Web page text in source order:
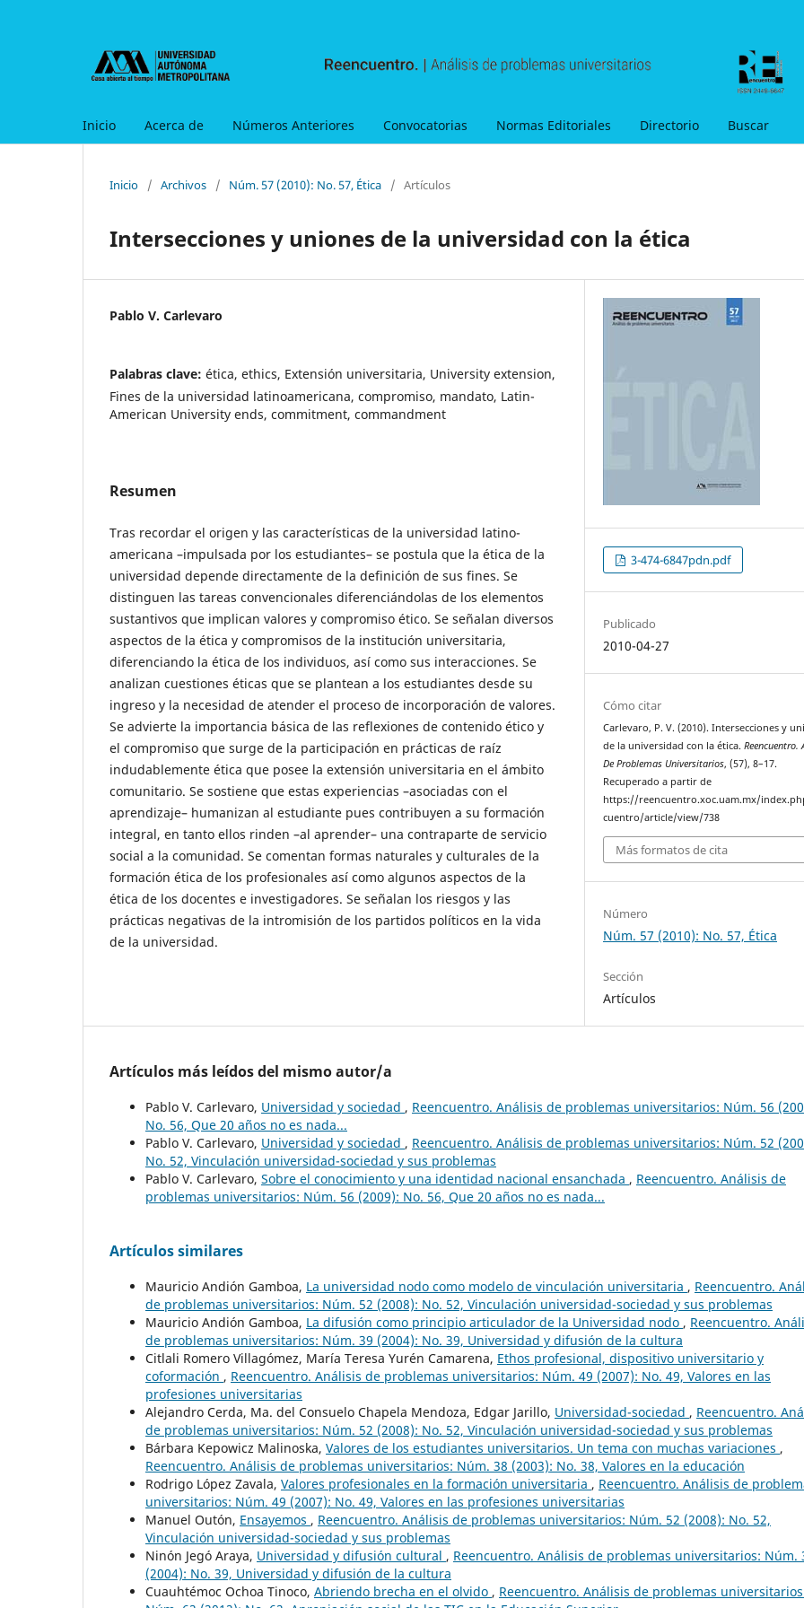
Inicio Acerca de Números Anteriores Convocatorias Normas Editoriales Directorio Buscar
Inicio / Archivos / Núm. 57 (2010): No. 57, Ética / Artículos
Intersecciones y uniones de la universidad con la ética
Pablo V. Carlevaro
Palabras clave: ética, ethics, Extensión universitaria, University extension,
Fines de la universidad latinoamericana, compromiso, mandato, Latin-
American University ends, commitment, commandment
Resumen
Tras recordar el origen y las características de la universidad latino-
americana –impulsada por los estudiantes– se postula que la ética de la
universidad depende directamente de la definición de sus fines. Se
distinguen las tareas convencionales diferenciándolas de los elementos
sustantivos que implican valores y compromiso ético. Se señalan diversos
aspectos de la ética y compromisos de la institución universitaria,
diferenciando la ética de los individuos, así como sus interacciones. Se
analizan cuestiones éticas que se plantean a los estudiantes desde su
ingreso y la necesidad de atender el proceso de incorporación de valores.
Se advierte la importancia básica de las reflexiones de contenido ético y
el compromiso que surge de la participación en prácticas de raíz
indudablemente ética que posee la extensión universitaria en el ámbito
comunitario. Se sostiene que estas experiencias –asociadas con el
aprendizaje– humanizan al estudiante pues contribuyen a su formación
integral, en tanto ellos rinden –al aprender– una contraparte de servicio
social a la comunidad. Se comentan formas naturales y culturales de la
formación ética de los profesionales así como algunos aspectos de la
ética de los docentes e investigadores. Se señalan los riesgos y las
prácticas negativas de la intromisión de los partidos políticos en la vida
de la universidad.
3-474-6847pdn.pdf
Publicado
2010-04-27
Cómo citar
Carlevaro, P. V. (2010). Intersecciones y
de la universidad con la ética.Reencuentro.
De Problemas Universitarios, (57), 8–17.
Recuperado a partir de
https://reencuentro.xoc.uam.mx/
cuentro/article/view/738
Más formatos de cita
Número
Núm. 57 (2010): No. 57, Ética
Sección
Artículos
Artículos más leídos del mismo autor/a
Pablo V. Carlevaro, Universidad y sociedad , Reencuentro. Análisis de problemas universitarios: Núm. 56
No. 56, Que 20 años no es nada...
Pablo V. Carlevaro, Universidad y sociedad , Reencuentro. Análisis de problemas universitarios: Núm. 52
No. 52, Vinculación universidad-sociedad y sus problemas
Pablo V. Carlevaro, Sobre el conocimiento y una identidad nacional ensanchada , Reencuentro. Análisis de
problemas universitarios: Núm. 56 (2009): No. 56, Que 20 años no es nada...
Artículos similares
Mauricio Andión Gamboa, La universidad nodo como modelo de vinculación universitaria , Reencuentro.
de problemas universitarios: Núm. 52 (2008): No. 52, Vinculación universidad-sociedad y sus problemas
Mauricio Andión Gamboa, La difusión como principio articulador de la Universidad nodo , Reencuentro.
de problemas universitarios: Núm. 39 (2004): No. 39, Universidad y difusión de la cultura
Citlali Romero Villagómez, María Teresa Yurén Camarena, Ethos profesional, dispositivo universitario y
coformación , Reencuentro. Análisis de problemas universitarios: Núm. 49 (2007): No. 49, Valores en las
profesiones universitarias
Alejandro Cerda, Ma. del Consuelo Chapela Mendoza, Edgar Jarillo, Universidad-sociedad , Reencuentro.
de problemas universitarios: Núm. 52 (2008): No. 52, Vinculación universidad-sociedad y sus problemas
Bárbara Kepowicz Malinoska, Valores de los estudiantes universitarios. Un tema con muchas variaciones ,
Reencuentro. Análisis de problemas universitarios: Núm. 38 (2003): No. 38, Valores en la educación
Rodrigo López Zavala, Valores profesionales en la formación universitaria , Reencuentro. Análisis de
universitarios: Núm. 49 (2007): No. 49, Valores en las profesiones universitarias
Manuel Outón, Ensayemos , Reencuentro. Análisis de problemas universitarios: Núm. 52 (2008): No. 52,
Vinculación universidad-sociedad y sus problemas
Ninón Jegó Araya, Universidad y difusión cultural , Reencuentro. Análisis de problemas universitarios: Núm.
(2004): No. 39, Universidad y difusión de la cultura
Cuauhtémoc Ochoa Tinoco, Abriendo brecha en el olvido , Reencuentro. Análisis de problemas